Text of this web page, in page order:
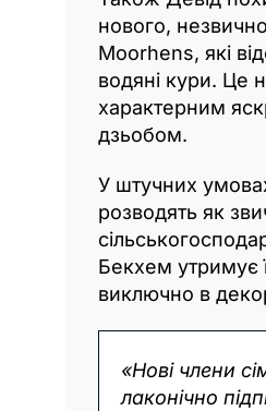
нового,
Moorhens, які
водяні кури. Це
характерним
дзьобом.
У штучних
розводять як
Бекхем утримує
виключно в
«Нові члени
лаконічно